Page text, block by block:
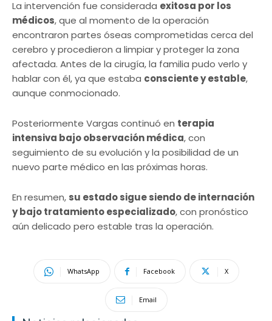
La intervención fue considerada exitosa por los
médicos, que al momento de la operación
encontraron partes óseas comprometidas cerca del
cerebro y procedieron a limpiar y proteger la zona
afectada. Antes de la cirugía, la familia pudo verlo y
hablar con él, ya que estaba consciente y estable,
aunque conmocionado.
Posteriormente Vargas continuó en terapia
intensiva bajo observación médica, con
seguimiento de su evolución y la posibilidad de un
nuevo parte médico en las próximas horas.
En resumen, su estado sigue siendo de internación
y bajo tratamiento especializado, con pronóstico
aún delicado pero estable tras la operación.
WhatsApp Facebook X
Email